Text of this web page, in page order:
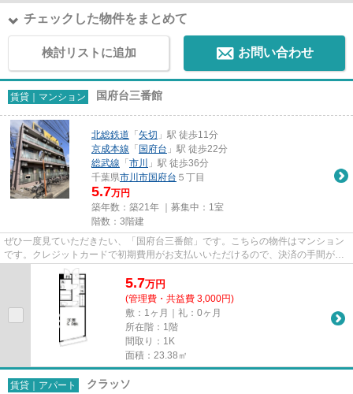
チェックした物件をまとめて
検討リストに追加 お問い合わせ
賃貸｜マンション 国府台三番館
北総鉄道 「 矢切 」駅 徒歩11分
京成本線 「 国府台 」駅 徒歩22分
総武線 「 市川
」駅 徒歩36分
千葉県市川市国府台 ５丁目
5.7万円
築年数：築21年 ｜募集中： 1室
階数：3階建
ぜひ一度見ていただきたい、「国府台三番館」です。こちらの物件はマンション
です。クレジットカードで初期費用がお支払いいただけるので、決済の手間が軽
減できます。駅まで歩いて11...
5.7万円
(管理費・共益費 3,000円)
敷：1ヶ月｜礼：0ヶ月
所在階：1階
間取り：1K
面積：23.38㎡
賃貸｜アパート クラッソ